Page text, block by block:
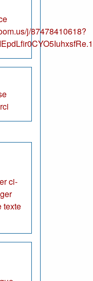
j/87478410618?
ci-
texte